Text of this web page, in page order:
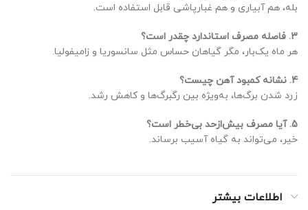
بله، هم آبیاری و هم غبارپاشی قابل استفاده است.
3. فاصله مصرف استاندارد چقدر است؟
هر ماه یک‌بار، مگر گیاهان حساس مثل سانسوریا و زامیفولیا.
4. نشانه کمبود آهن چیست؟
زرد شدن برگ‌ها، به‌ویژه بین رگبرگ‌ها و کاهش رشد.
5. آیا مصرف بیش‌ازحد بی‌خطر است؟
خیر، می‌تواند به گیاه آسیب برساند.
اطلاعات بیشتر